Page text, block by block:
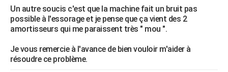
GUIDES D'ACHAT
BONS PLANS
CARTE DE VOEUX
Carte de Noël
Carte Bonne année
Carte Saint-Valentin
Carte Pâques
Carte d'anniversaire
DICTIONNAIRE
Un autre soucis c'est que la machine fait un bruit pas
possible à l'essorage et je pense que ça vient des 2
amortisseurs qui me paraissent très " mou ".
Je vous remercie à l'avance de bien vouloir m'aider à
résoudre ce problème.